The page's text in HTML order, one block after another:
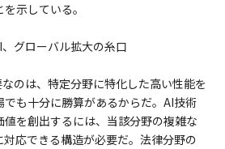
示している。
グローバル拡大の糸口
のは、特定分野に特化した高い性能を
も十分に勝算があるからだ。AI技術
を創出するには、当該分野の複雑な
応できる構造が必要だ。法律分野の